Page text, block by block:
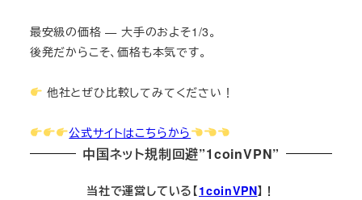
最安級の価格 — 大手のおよそ1/3。
後発だからこそ、価格も本気です。
他社とぜひ比較してみてください！
公式サイトはこちらから
中国ネット規制回避”1coinVPN”
当社で運営している【1coinVPN】！